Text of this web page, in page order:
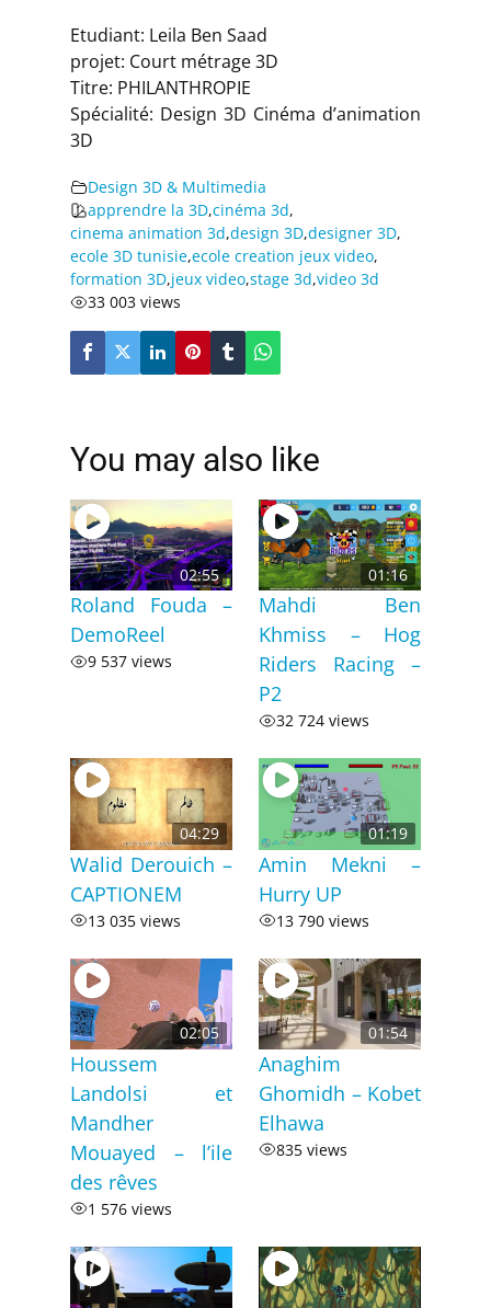
Etudiant: Leila Ben Saad
projet: Court métrage 3D
Titre: PHILANTHROPIE
Spécialité: Design 3D Cinéma d’animation
3D
Design 3D & Multimedia
apprendre la 3D,cinéma 3d,
cinema animation 3d,design 3D,designer 3D,
ecole 3D tunisie,ecole creation jeux video,
formation 3D,jeux video,stage 3d,video 3d
33 003 views
You may also like
02:55
Roland Fouda –
DemoReel
9 537 views
01:16
Mahdi Ben
Khmiss – Hog
Riders Racing –
P2
32 724 views
04:29
Walid Derouich –
CAPTIONEM
13 035 views
01:19
Amin Mekni –
Hurry UP
13 790 views
02:05
Houssem
Landolsi et
Mandher
Mouayed – l’ile
des rêves
1 576 views
01:54
Anaghim
Ghomidh – Kobet
Elhawa
835 views